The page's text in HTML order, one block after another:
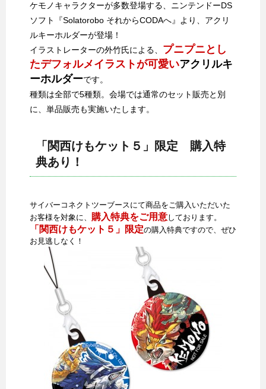
ケモノキャラクターが多数登場する、ニンテンドーDS
ソフト『Solatorobo それからCODAへ』より、アクリ
ルキーホルダーが登場！
イラストレーターの外竹氏による、 プニプニとし
たデフォルメイラストが可愛いアクリルキ
ーホルダーです。
種類は全部で5種類。会場では通常のセット販売と別
に、単品販売も実施いたします。
「関西けもケット５」限定 購入特
典あり！
サイバーコネクトツーブースにて商品をご購入いただいた
お客様を対象に、 購入特典をご用意しております。
「関西けもケット５」限定の購入特典ですので、ぜひ
お見逃しなく！